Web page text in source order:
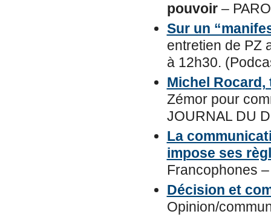
pouvoir–
Sur un
entretien de PZ
à 12h30.
Michel
Zémor pour
JOURNAL DU
La
impose ses
Francophones
Décision et
Opinion/